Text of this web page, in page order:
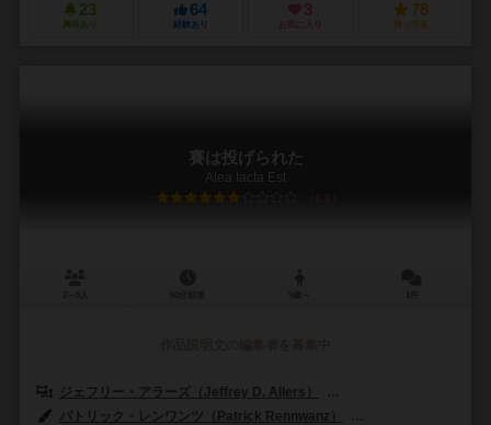
23
興味あり
64
経験あり
3
お気に入り
78
持ってる
賽は投げられた
Alea Iacta Est
6.0
ジェフリー・アラーズ（Jeffrey D. Allers）
パトリック・レンワンツ（Patrick Rennwanz）